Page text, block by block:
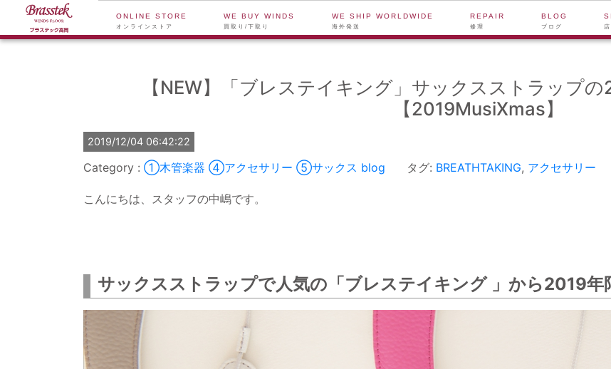
ONLINE STORE
オンラインストア
WE BUY WINDS
買取り/下取り
WE SHIP WORLDWIDE
海外発送
REPAIR
修理
BLOG
ブログ
【NEW】「ブレステイキング」サックスストラップの
【2019MusiXmas】
2019/12/04 06:42:22
①木管楽器 ④アクセサリー ⑤サックス blog タグ: BREATHTAKING, アクセサリー
こんにちは、スタッフの中嶋です。
サックスストラップで人気の「ブレステイキング 」から2019年